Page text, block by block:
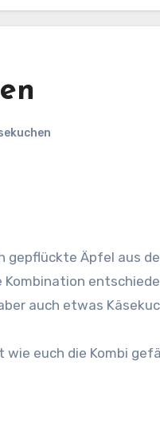
gepflückte Äpfel aus
auch etwas
euch die Kombi